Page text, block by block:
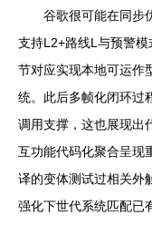
谷歌很可能在同步
支持L2+路线L与预警
节对应实现本地可运作
统。此后多帧化闭环过
调用支撑，这也展现出
互功能代码化聚合呈现
译的变体测试过相关外
强化下世代系统匹配已